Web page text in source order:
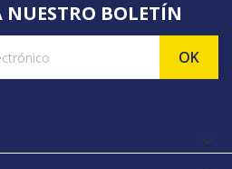
NUESTRO BOLETÍN
